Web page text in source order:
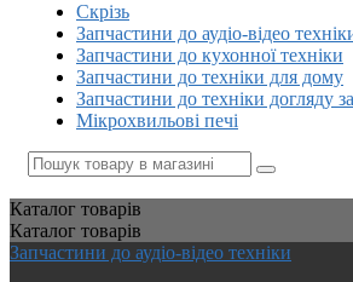
Скрізь
Запчастини до аудіо-відео
Запчастини до кухонної техніки
Запчастини до техніки для дому
Запчастини до техніки догляду
Мікрохвильові печі
Каталог товарів
Каталог товарів
Запчастини до аудіо-відео техніки